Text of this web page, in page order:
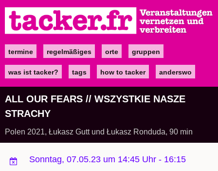
zum
Inhalt
Maintermine regelmäßiges orte gruppen
was ist tacker? tags how to tacker anderswo
ALL OUR FEARS // WSZYSTKIE NASZE
STRACHY
Polen 2021, Łukasz Gutt und Łukasz Ronduda, 90 min
Sonntag, 07.05.23 um 14:45 Uhr - 16:15